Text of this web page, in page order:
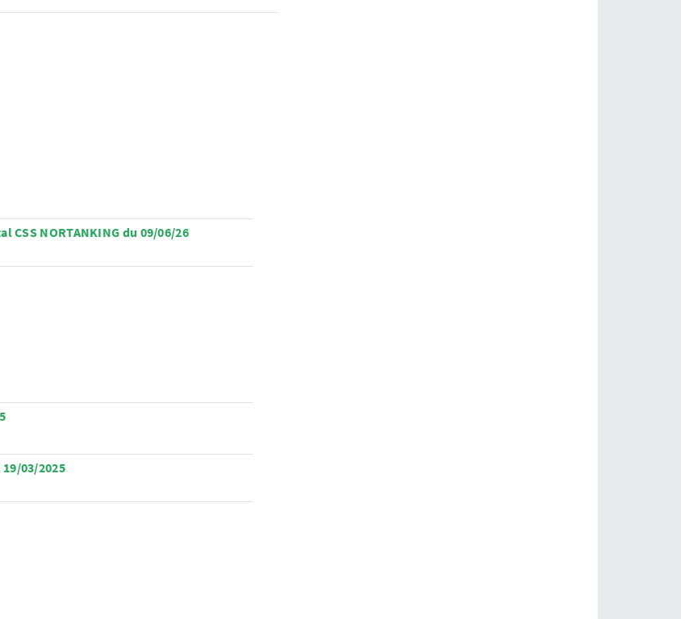
NORTANKING du 09/06/26
03/2025